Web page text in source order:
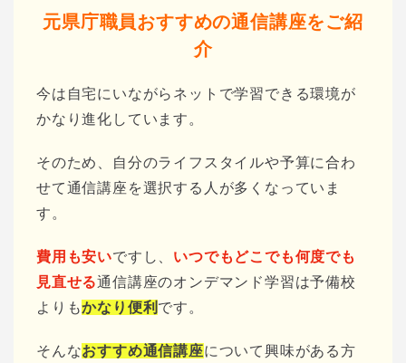
元県庁職員おすすめの通信講座をご紹
介
今は自宅にいながらネットで学習できる環境が
かなり進化しています。
そのため、自分のライフスタイルや予算に合わ
せて通信講座を選択する人が多くなっていま
す。
費用も安いですし、 いつでもどこでも何度でも
見直せる通信講座のオンデマンド学習は予備校
よりもかなり便利 です。
そんなおすすめ通信講座について興味がある方